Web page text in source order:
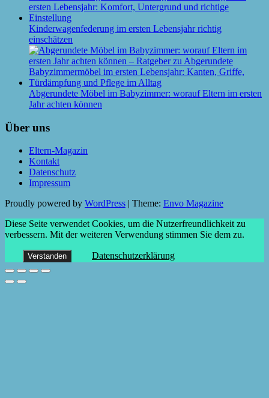
Kinderwagenfederung im ersten Lebensjahr richtig
einschätzen
Abgerundete Möbel im Babyzimmer: worauf Eltern im ersten
Jahr achten können
Über uns
Eltern-Magazin
Kontakt
Datenschutz
Impressum
Proudly powered by WordPress Theme: Envo Magazine
Diese Seite verwendet Cookies, um die Nutzerfreundlichkeit zu
verbessern. Mit der weiteren Verwendung stimmen Sie dem zu.
Verstanden Datenschutzerklärung